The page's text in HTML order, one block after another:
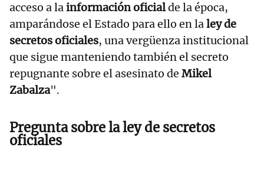
acceso a lainformación oficialde la época,
amparándose el Estado para ello en laley de
secretos oficiales, una vergüenza institucional
que sigue manteniendo también el secreto
repugnante sobre el asesinato de Mikel
Zabalza".
Pregunta sobre la ley de secretos
oficiales